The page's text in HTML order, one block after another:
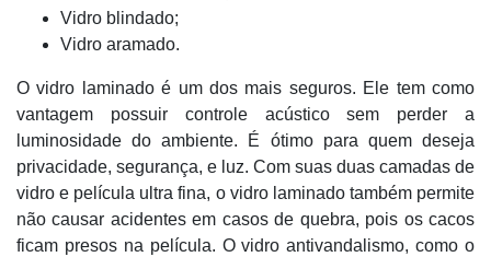
Vidro blindado;
Vidro aramado.
O vidro laminado é um dos mais seguros. Ele tem como
vantagem possuir controle acústico sem perder a
luminosidade do ambiente. É ótimo para quem deseja
privacidade, segurança, e luz. Com suas duas camadas de
vidro e película ultra fina, o vidro laminado também permite
não causar acidentes em casos de quebra, pois os cacos
ficam presos na película. O vidro antivandalismo, como o